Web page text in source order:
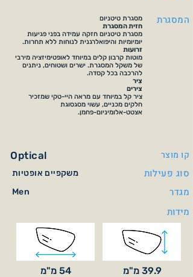
מסגרת טיטניום
חזית המסגרת
מסגרת טיטניום חזקה עמידה בפני פגיעות
יומיומיות והיפואלרגנית לנוחות ללא תחרות.
זרועות
מוטות קרבון קלים במיוחד לאופטימיזציה מירבי
של משקל המסגרת. ישרים ושטוחים, ניתנים
להרכבה בכל קסדה.
צִיר
צירים
ציר קל במיוחד עם מראה היי-טקי שמזכיר
חלקים מכניים, עשוי מסגסוגת
אצטט-אלומיניום-פחמן.
המסגרת
Optical קו מוצר
משקפיים אופטיות סוג פעילות
Men
מגדר
מידות
54 מ"מ 39.9 מ"מ